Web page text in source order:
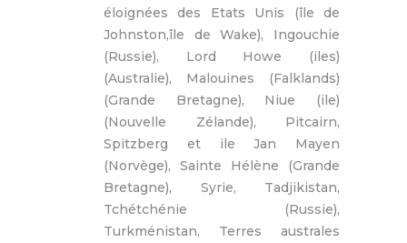
éloignées des Etats Unis (île de
Johnston,île de Wake), Ingouchie
(Russie), Lord Howe (iles)
(Australie), Malouines (Falklands)
(Grande Bretagne), Niue (ile)
(Nouvelle Zélande), Pitcairn,
Spitzberg et ile Jan Mayen
(Norvège), Sainte Hélène (Grande
Bretagne), Syrie, Tadjikistan,
Tchétchénie (Russie),
Turkménistan, Terres australes